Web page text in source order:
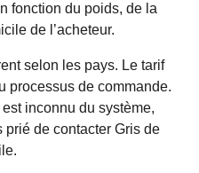
fonction du poids, de la
de l’acheteur.
selon les pays. Le tarif
processus de commande.
inconnu du système,
prié de contacter Gris de